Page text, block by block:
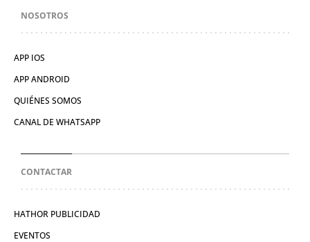
NOSOTROS
APP IOS
APP ANDROID
QUIÉNES SOMOS
CANAL DE WHATSAPP
CONTACTAR
HATHOR PUBLICIDAD
EVENTOS